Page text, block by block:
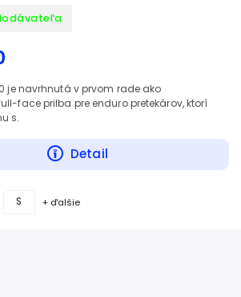
Detail
je navrhnutá v prvom rade ako
face prilba pre enduro pretekárov, ktorí
s.
S + ďalšie